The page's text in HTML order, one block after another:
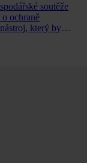
soutěže
ochraně
který by